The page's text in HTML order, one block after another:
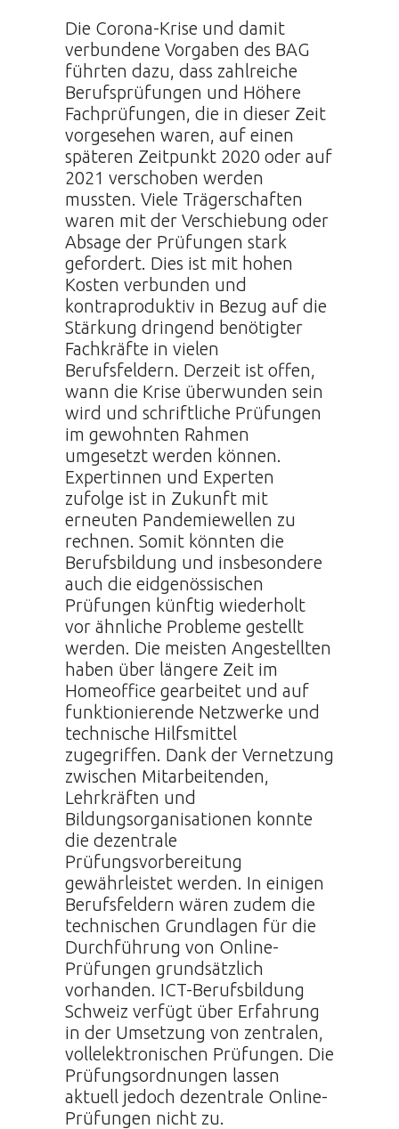
Die Corona-Krise und damit
verbundene Vorgaben des BAG
führten dazu, dass zahlreiche
Berufsprüfungen und Höhere
Fachprüfungen, die in dieser Zeit
vorgesehen waren, auf einen
späteren Zeitpunkt 2020 oder auf
2021 verschoben werden
mussten. Viele Trägerschaften
waren mit der Verschiebung oder
Absage der Prüfungen stark
gefordert. Dies ist mit hohen
Kosten verbunden und
kontraproduktiv in Bezug auf die
Stärkung dringend benötigter
Fachkräfte in vielen
Berufsfeldern. Derzeit ist offen,
wann die Krise überwunden sein
wird und schriftliche Prüfungen
im gewohnten Rahmen
umgesetzt werden können.
Expertinnen und Experten
zufolge ist in Zukunft mit
erneuten Pandemiewellen zu
rechnen. Somit könnten die
Berufsbildung und insbesondere
auch die eidgenössischen
Prüfungen künftig wiederholt
vor ähnliche Probleme gestellt
werden. Die meisten Angestellten
haben über längere Zeit im
Homeoffice gearbeitet und auf
funktionierende Netzwerke und
technische Hilfsmittel
zugegriffen. Dank der Vernetzung
zwischen Mitarbeitenden,
Lehrkräften und
Bildungsorganisationen konnte
die dezentrale
Prüfungsvorbereitung
gewährleistet werden. In einigen
Berufsfeldern wären zudem die
technischen Grundlagen für die
Durchführung von Online-
Prüfungen grundsätzlich
vorhanden. ICT-Berufsbildung
Schweiz verfügt über Erfahrung
in der Umsetzung von zentralen,
vollelektronischen Prüfungen. Die
Prüfungsordnungen lassen
aktuell jedoch dezentrale Online-
Prüfungen nicht zu.